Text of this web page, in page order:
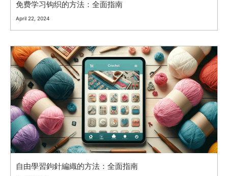
免费学习钩织的方法：全面指南
April 22, 2024
自由學習鉤針編織的方法：全面指南